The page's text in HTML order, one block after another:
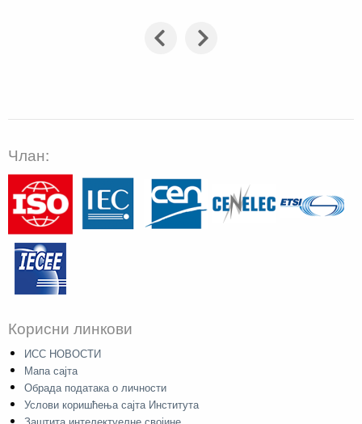
Члан:
Корисни линкови
ИСС НОВОСТИ
Мапа сајта
Обрада података о личности
Услови коришћења сајта Института